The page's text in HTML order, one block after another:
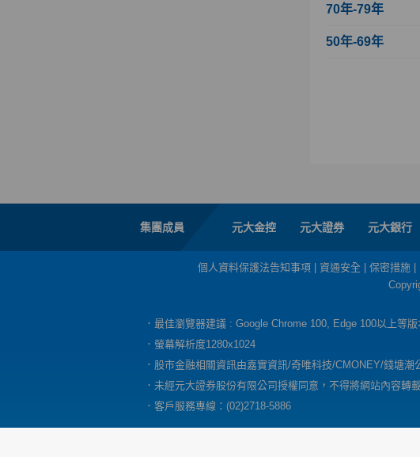
70年-79年
50年-69年
集團成員 元大金控 元大證券 元大銀行
個人資料保護法告知事項 資通安全 保密措施
．最佳瀏覽器建議 : Google Chrome 100, Edge 100以上等版
．螢幕解析度1280x1024
．股市金融相關資訊由嘉實資訊/奇唯科技/CMONEY/錢塘潮
．未經元大證券股份有限公司授權同意，不得將網站內容轉
．客戶服務專線：(02)2718-5886